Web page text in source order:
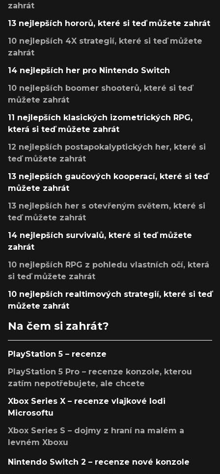
zahrát
13 nejlepších hororů, které si teď můžete zahrát
10 nejlepších 4X strategií, které si teď můžete
zahrát
14 nejlepších her pro Nintendo Switch
10 nejlepších boomer shooterů, které si teď
můžete zahrát
11 nejlepších klasických izometrických RPG,
která si teď můžete zahrát
12 nejlepších postapokalyptických her, které si
teď můžete zahrát
13 nejlepších gaučových kooperací, které si teď
můžete zahrát
13 nejlepších her s otevřeným světem, které si
teď můžete zahrát
14 nejlepších survivalů, které si teď můžete
zahrát
10 nejlepších RPG z pohledu vlastních očí, která
si teď můžete zahrát
10 nejlepších realtimových strategií, které si teď
můžete zahrát
Na čem si zahrát?
PlayStation 5 – recenze
PlayStation 5 Pro – recenze konzole, kterou
zatím nepotřebujete, ale chcete
Xbox Series X – recenze vlajkové lodi
Microsoftu
Xbox Series S – dojmy z hraní na malém a
levném Xboxu
Nintendo Switch 2 – recenze nové konzole